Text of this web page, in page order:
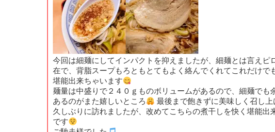
今回は細麺にしてインパクトを抑えましたが、細麺とは言えピ
在で、背脂スープもろともとてもよく絡んでくれてこれだけで
堪能出来ちゃいます
麺量は中盛りで２４０ｇものボリュームがあるので、細麺でも
あるのがまた嬉しいところ
最後まで飽きずに美味しく召し上
久しぶりに訪れましたが、改めてこちらの煮干しを快く堪能出
です